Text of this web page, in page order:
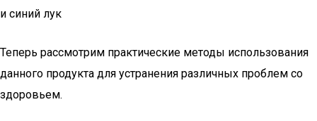
и синий лук
Теперь рассмотрим практические методы использования
данного продукта для устранения различных проблем со
здоровьем.